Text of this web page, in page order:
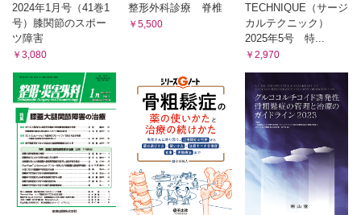
2024年1月号（41巻1
号）膝関節のスポー
ツ障害
￥3,080
整形外科診療 脊椎
￥5,500
TECHNIQUE（サージ
カルテクニック）
2025年5号 特...
￥2,970